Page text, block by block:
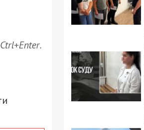
Ctrl+Enter.